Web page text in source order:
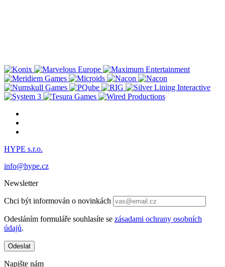
HYPE s.r.o.
info@hype.cz
Newsletter
Chci být informován o novinkách
Odesláním formuláře souhlasíte se zásadami ochrany osobních
údajů.
Odeslat
Napište nám